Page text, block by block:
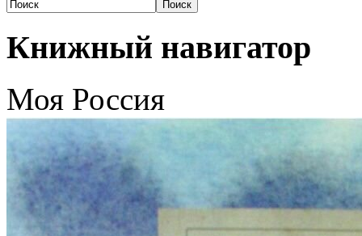
Книжный навигатор
Моя Россия